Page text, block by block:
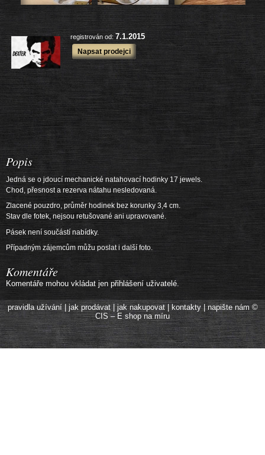
registrován od:7.1.2015
Napsat prodejci
Popis
Jedná se o jdoucí mechanické natahovací hodinky 17 jewels.
Chod, přesnost a rezerva nátahu nesledovaná.
Zlacené pouzdro, průměr hodinek bez korunky 3,4 cm.
Stav dle fotek, nejsou retušované ani upravované.
Pásek není součástí nabídky.
Případným zájemcům můžu poslat i další foto.
Komentáře
Komentáře mohou vkládat jen přihlášení uživatelé.
pravidla užívání|jak prodávat| jak nakupovat| kontakty|napište nám ©
CIS – E shop na míru